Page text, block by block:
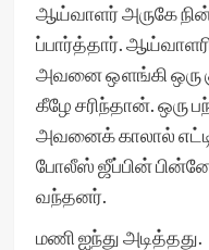
ஆய்வாளர் அருகே
ப்பார்த்தார்.
அவனை ஔங்கி ஒரு
கீழே சரிந்தான். ஒரு
அவனைக் காலால்
போலீஸ் ஜீப்பின்
வந்தனர்.
மணி ஐந்து அடித்தது.